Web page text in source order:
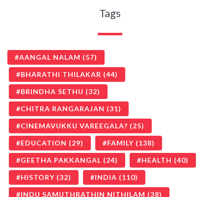
Tags
AANGAL NALAM (57)
BHARATHI THILAKAR (44)
BRINDHA SETHU (32)
CHITRA RANGARAJAN (31)
CINEMAVUKKU VAREEGALA? (25)
EDUCATION (29) FAMILY (138)
GEETHA PAKKANGAL (24) HEALTH (40)
HISTORY (32) INDIA (110)
INDU SAMUTHRATHIN NITHILAM (38)